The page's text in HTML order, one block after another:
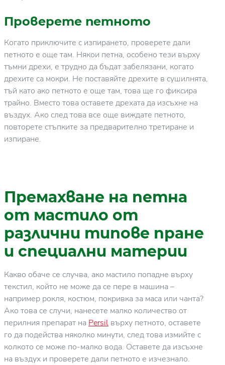
Проверете петното
Когато приключите с изпирането, проверете дали
петното е още там. Някои петна, особено тези върху
тъмни дрехи, е трудно да бъдат забелязани, когато
дрехите са мокри. Не поставяйте дрехите в сушилнята,
тъй като ако петното е още там, това ще го фиксира
трайно. Вместо това оставете дрехата да изсъхне на
въздух. Ако след това все още виждате петното,
повторете стъпките за предварително третиране и
изпиране.
Премахване на петна
от мастило от
различни типове пране
и специални материи
Какво обаче се случва, ако мастило попадне върху
текстил, който не може да се пере в машина –
например рокля, костюм, покривка за маса или чанта?
Ако това се случи, нанесете малко количество от
перилния препарат на Persil върху петното, оставете
го да подейства няколко минути, след това измийте с
колкото се може по-малко вода. Оставете да изсъхне
на въздух и проверете дали петното е изчезнало.